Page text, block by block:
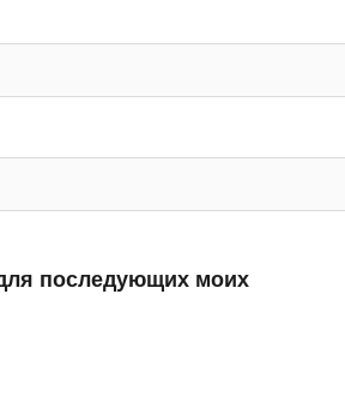
последующих моих